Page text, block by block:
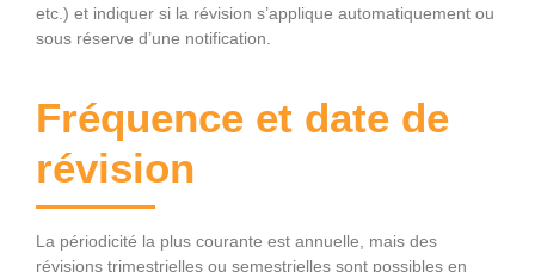
etc.) et indiquer si la révision s’applique automatiquement ou
sous réserve d’une notification.
Fréquence et date de
révision
La périodicité la plus courante est annuelle, mais des
révisions trimestrielles ou semestrielles sont possibles en